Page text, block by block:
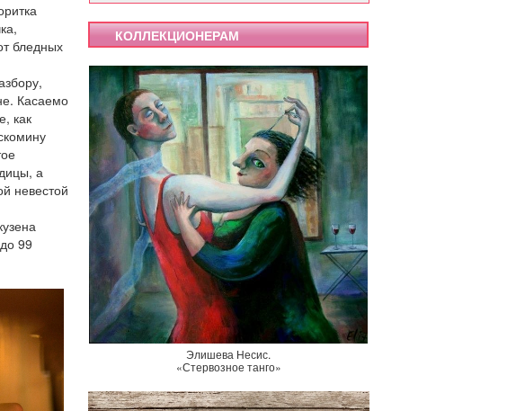
бледных
Касаемо
как
а
невестой
99
КОЛЛЕКЦИОНЕРАМ
Элишева Несис.
«Стервозное танго»